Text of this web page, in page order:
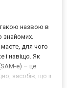
назвою в
знайомих.
для чого
і навіщо. Як
e) – це
засобів, що її